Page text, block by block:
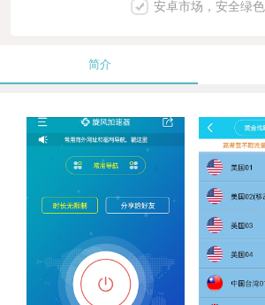
安卓市场，安全绿色
简介